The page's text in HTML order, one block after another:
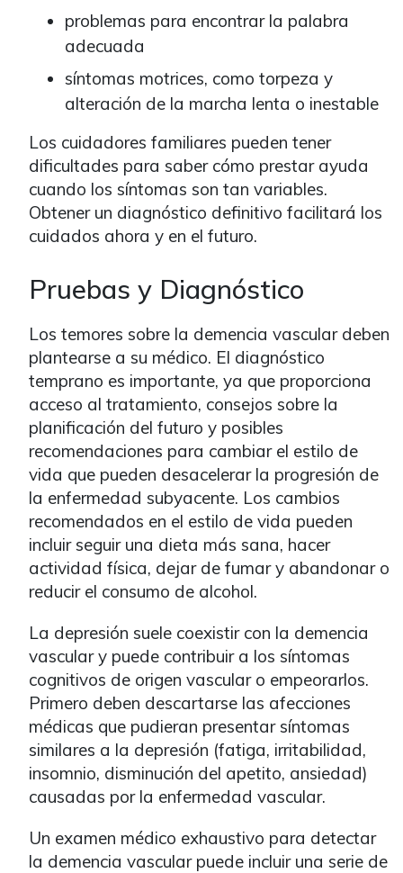
problemas para encontrar la palabra
adecuada
síntomas motrices, como torpeza y
alteración de la marcha lenta o inestable
Los cuidadores familiares pueden tener
dificultades para saber cómo prestar ayuda
cuando los síntomas son tan variables.
Obtener un diagnóstico definitivo facilitará los
cuidados ahora y en el futuro.
Pruebas y Diagnóstico
Los temores sobre la demencia vascular deben
plantearse a su médico. El diagnóstico
temprano es importante, ya que proporciona
acceso al tratamiento, consejos sobre la
planificación del futuro y posibles
recomendaciones para cambiar el estilo de
vida que pueden desacelerar la progresión de
la enfermedad subyacente. Los cambios
recomendados en el estilo de vida pueden
incluir seguir una dieta más sana, hacer
actividad física, dejar de fumar y abandonar o
reducir el consumo de alcohol.
La depresión suele coexistir con la demencia
vascular y puede contribuir a los síntomas
cognitivos de origen vascular o empeorarlos.
Primero deben descartarse las afecciones
médicas que pudieran presentar síntomas
similares a la depresión (fatiga, irritabilidad,
insomnio, disminución del apetito, ansiedad)
causadas por la enfermedad vascular.
Un examen médico exhaustivo para detectar
la demencia vascular puede incluir una serie de